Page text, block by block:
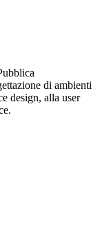
di ambienti
design, alla user